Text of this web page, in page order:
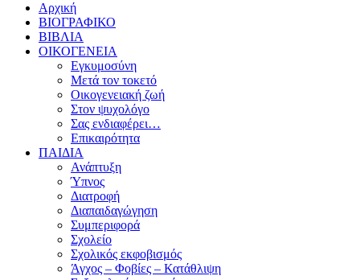
Αρχική
ΒΙΟΓΡΑΦΙΚΟ
ΒΙΒΛΙΑ
ΟΙΚΟΓΕΝΕΙΑ
Εγκυμοσύνη
Μετά τον τοκετό
Οικογενειακή ζωή
Στον ψυχολόγο
Σας ενδιαφέρει…
Επικαιρότητα
ΠΑΙΔΙΑ
Ανάπτυξη
Ύπνος
Διατροφή
Διαπαιδαγώγηση
Συμπεριφορά
Σχολείο
Σχολικός εκφοβισμός
Άγχος – Φοβίες – Κατάθλιψη